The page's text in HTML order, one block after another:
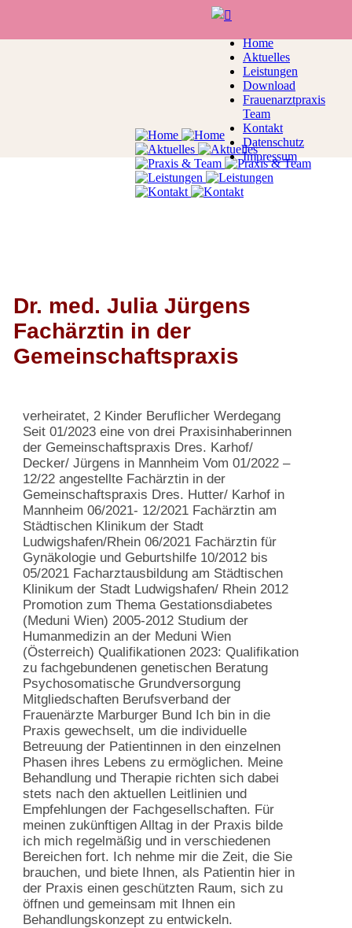
Dr. med. Julia Jürgens
Fachärztin in der
Gemeinschaftspraxis
verheiratet, 2 Kinder Beruflicher Werdegang
Seit 01/2023 eine von drei Praxisinhaberinnen
der Gemeinschaftspraxis Dres. Karhof/
Decker/ Jürgens in Mannheim Vom 01/2022 –
12/22 angestellte Fachärztin in der
Gemeinschaftspraxis Dres. Hutter/ Karhof in
Mannheim 06/2021- 12/2021 Fachärztin am
Städtischen Klinikum der Stadt
Ludwigshafen/Rhein 06/2021 Fachärztin für
Gynäkologie und Geburtshilfe 10/2012 bis
05/2021 Facharztausbildung am Städtischen
Klinikum der Stadt Ludwigshafen/ Rhein 2012
Promotion zum Thema Gestationsdiabetes
(Meduni Wien) 2005-2012 Studium der
Humanmedizin an der Meduni Wien
(Österreich) Qualifikationen 2023: Qualifikation
zu fachgebundenen genetischen Beratung
Psychosomatische Grundversorgung
Mitgliedschaften Berufsverband der
Frauenärzte Marburger Bund Ich bin in die
Praxis gewechselt, um die individuelle
Betreuung der Patientinnen in den einzelnen
Phasen ihres Lebens zu ermöglichen. Meine
Behandlung und Therapie richten sich dabei
stets nach den aktuellen Leitlinien und
Empfehlungen der Fachgesellschaften. Für
meinen zukünftigen Alltag in der Praxis bilde
ich mich regelmäßig und in verschiedenen
Bereichen fort. Ich nehme mir die Zeit, die Sie
brauchen, und biete Ihnen, als Patientin hier in
der Praxis einen geschützten Raum, sich zu
öffnen und gemeinsam mit Ihnen ein
Behandlungskonzept zu entwickeln.
Home
Aktuelles
Leistungen
Download
Frauenarztpraxis
Team
Kontakt
Datenschutz
Impressum